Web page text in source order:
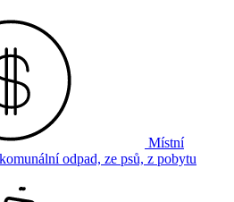
Místní
odpad, ze psů, z pobytu